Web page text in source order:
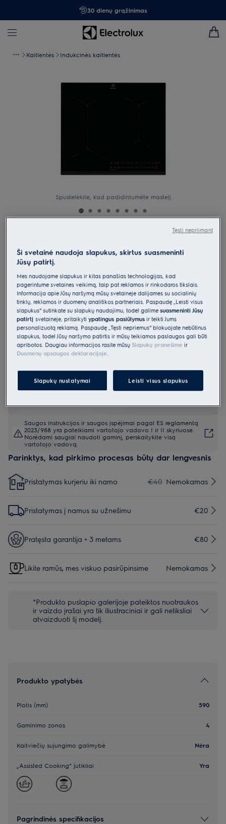
30 dienų grąžinimas
Kaitlentės Indukcinės kaitlentės
Spustelėkite, kad padidintumėte mastelį
Indukcinė kaitlentė 60 cm 700 serija
„SenseBoil“ „Hob2Hood®“
4.9 (9142)
Gaminio informacijos lapas
Pagrindiniai privalumai
700 serijos indukcinė kaitlentė „SenseBoil®“ kontroliuoja vandens
virimo temperatūrą.
Virimo jutikliu verdančio vandens temperatūra automatiškai
sumažinama iki lėto virimo.
Funkcija „Hob2Hood®“ belaidžiu būdu susieja kaitlentę su gartraukiu,
kad garai būtų ištraukiami automatiškai.
Saugos instrukcijos ir saugos įspėjimai pagal ES reglamentą
2023/988 yra pateikiami vartotojo vadovo I ir II skyriuose.
Norėdami saugiai naudoti gaminį, perskaitykite visą
vartotojo vadovą.
Parinktys, kad pirkimo procesas būtų dar lengvesnis
Pristatymas kurjeriu iki namo €40 Nemokamas
Pristatymas į namus su užnešimu €20
Pratęsta garantija + 3 metams €80
Likite ramūs, mes viskuo pasirūpinsime Nemokamas
*Produkto puslapio galerijoje pateiktos nuotraukos
ir vaizdo įrašai yra tik iliustraciniai ir gali netiksliai
atvaizduoti šį modelį.
Produkto ypatybės
Plotis (mm) 590
Gaminimo zonos 4
Kaitviečių sujungimo galimybė Nėra
„Assisted Cooking“ jutikliai Yra
Pagrindinės specifikacijos
Ši svetainė naudoja slapukus, skirtus suasmeninti
Jūsų patirtį.
Mes naudojame slapukus ir kitas panašias technologijas, kad
pagerintume svetainės veikimą, taip pat reklamos ir rinkodaros tikslais.
Informacija apie Jūsų naršymą mūsų svetainėje dalijamės su socialinių
tinklų, reklamos ir duomenų analitikos partneriais. Paspaudę „Leisti visus
slapukus“ sutinkate su slapukų naudojimu, todėl galimesuasmeninti Jūsų
patirtįsvetainėje, pritaikytiypatingus pasiūlymus ir teikti Jums
personalizuotą reklamą. Paspaudę „Tęsti nepriėmus“ blokuojate nebūtinus
slapukus, todėl Jūsų naršymo patirtis ir mūsų teikiamos paslaugos gali būti
apribotos. Daugiau informacijos rasite mūsų Slapukų pranešime ir
Duomenų apsaugos deklaracijoje
Slapukų nustatymai Leisti visus slapukus
Tęsti nepriimant